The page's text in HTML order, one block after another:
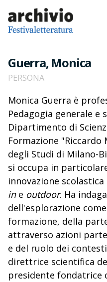
Guerra, Monica
PERSONA
Monica Guerra è
Pedagogia generale e
Dipartimento di
Formazione "Riccardo
degli Studi di Milano-
si occupa in
innovazione
ine outdoor. Ha
dell'esplorazione
formazione, della
attraverso azioni
e del ruolo dei
direttrice scientifica
presidente fondatrice